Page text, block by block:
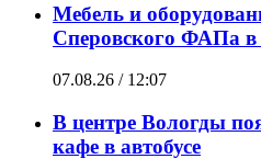
Мебель и
Сперовского ФАПа в
07.08.26 / 12:07
В центре Вологды
кафе в автобусе